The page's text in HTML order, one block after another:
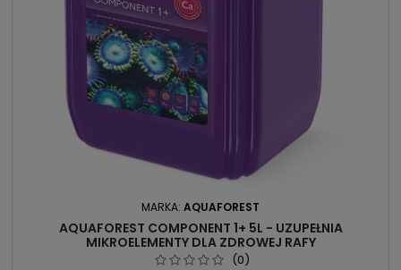
MARKA: AQUAFOREST
AQUAFOREST COMPONENT 1+ 5L - UZUPEŁNIA
MIKROELEMENTY DLA ZDROWEJ RAFY
(0)